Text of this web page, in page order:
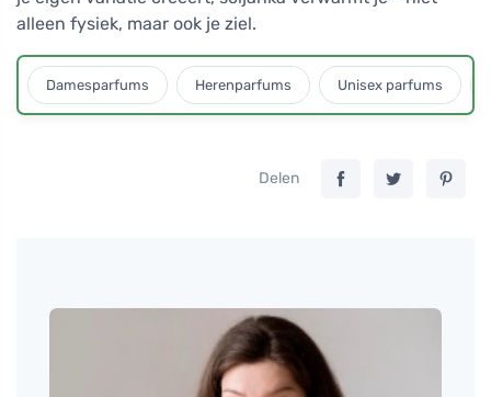
alleen fysiek, maar ook je ziel.
Damesparfums Herenparfums Unisex parfums
Delen